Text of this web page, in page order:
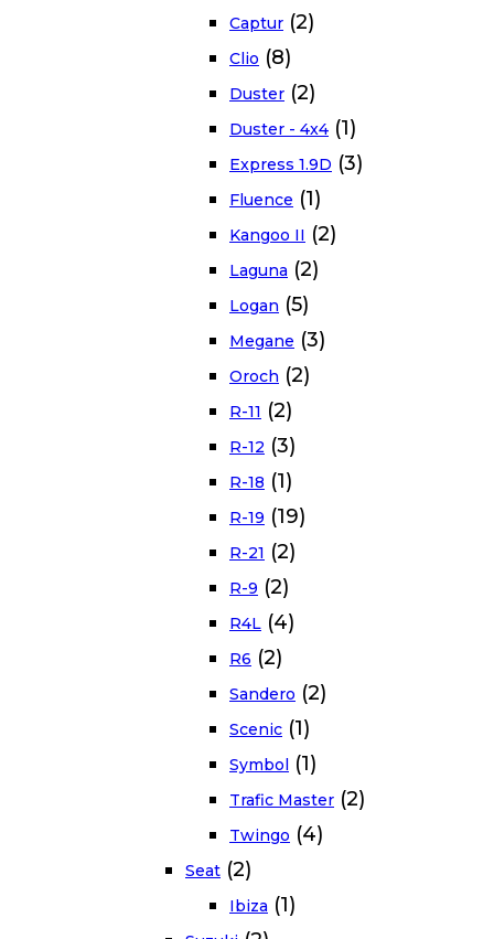
Captur (2)
Clio (8)
Duster (2)
Duster - 4x4 (1)
Express 1.9D (3)
Fluence (1)
Kangoo II (2)
Laguna (2)
Logan (5)
Megane (3)
Oroch (2)
R-11 (2)
R-12 (3)
R-18 (1)
R-19 (19)
R-21 (2)
R-9 (2)
R4L (4)
R6 (2)
Sandero (2)
Scenic (1)
Symbol (1)
Trafic Master (2)
Twingo (4)
Seat (2)
Ibiza (1)